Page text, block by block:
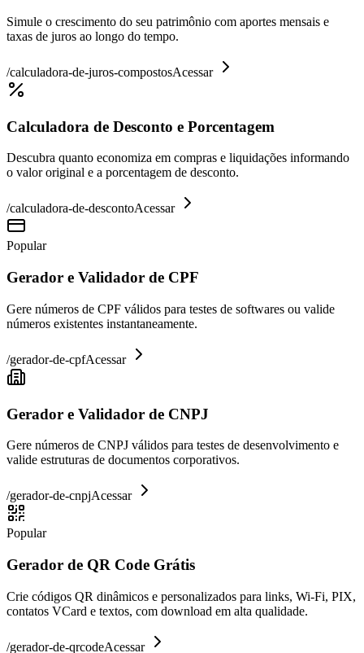
Simule o crescimento do seu patrimônio com aportes mensais e
taxas de juros ao longo do tempo.
/calculadora-de-juros-compostosAcessar
Calculadora de Desconto e Porcentagem
Descubra quanto economiza em compras e liquidações informando
o valor original e a porcentagem de desconto.
/calculadora-de-descontoAcessar
Popular
Gerador e Validador de CPF
Gere números de CPF válidos para testes de softwares ou valide
números existentes instantaneamente.
/gerador-de-cpfAcessar
Gerador e Validador de CNPJ
Gere números de CNPJ válidos para testes de desenvolvimento e
valide estruturas de documentos corporativos.
/gerador-de-cnpjAcessar
Popular
Gerador de QR Code Grátis
Crie códigos QR dinâmicos e personalizados para links, Wi-Fi, PIX,
contatos VCard e textos, com download em alta qualidade.
/gerador-de-qrcodeAcessar